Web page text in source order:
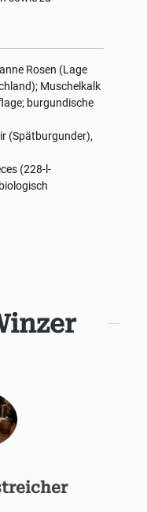
Rosen (Lage
Muschelkalk
burgundische
(Spätburgunder),
(228-l-